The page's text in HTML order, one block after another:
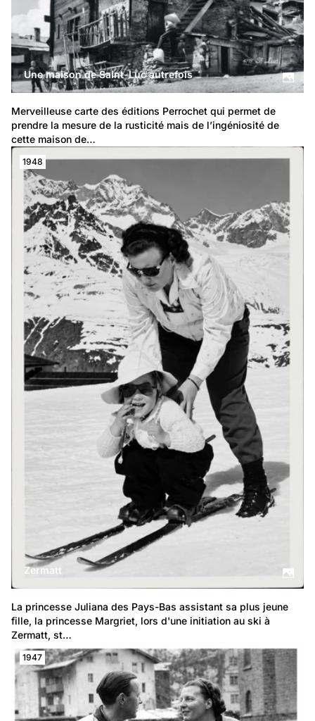
Une maison de Saint-Luc autrefois
Merveilleuse carte des éditions Perrochet qui permet de
prendre la mesure de la rusticité mais de l’ingéniosité de
cette maison de…
1948
Zermatt
La princesse Juliana des Pays-Bas assistant sa plus jeune
fille, la princesse Margriet, lors d'une initiation au ski à
Zermatt, st…
1947